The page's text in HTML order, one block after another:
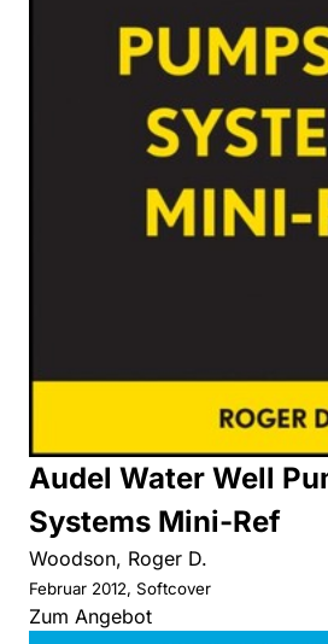
Audel Water Well
Systems Mini-Ref
Woodson, Roger D.
Februar 2012, Softcover
Zum Angebot